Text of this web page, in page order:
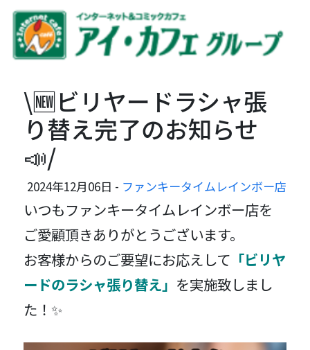
\🆕ビリヤードラシャ張
り替え完了のお知らせ
📣/
2024年12月06日 - ファンキータイムレインボー店
いつもファンキータイムレインボー店を
ご愛顧頂きありがとうございます。
お客様からのご要望にお応えして 「ビリヤ
ードのラシャ張り替え」 を実施致しまし
た！✨